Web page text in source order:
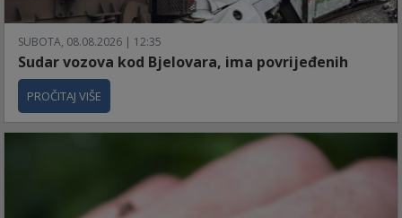
SUBOTA, 08.08.2026 | 12:35
Sudar vozova kod Bjelovara, ima povrijeđenih
PROČITAJ VIŠE